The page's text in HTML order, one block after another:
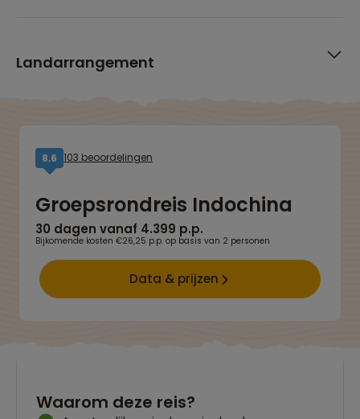
Landarrangement
8,6 103 beoordelingen
Groepsrondreis Indochina
30 dagen vanaf 4.399 p.p.
Bijkomende kosten €26,25 p.p. op basis van 2 personen
Data & prijzen
Waarom deze reis?